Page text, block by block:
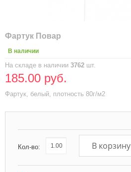
Фартук Повар
В наличии
На складе в наличии 3762 шт.
185.00 руб.
Фартук, белый, плотность 80г/м2
Кол-во: В корзину